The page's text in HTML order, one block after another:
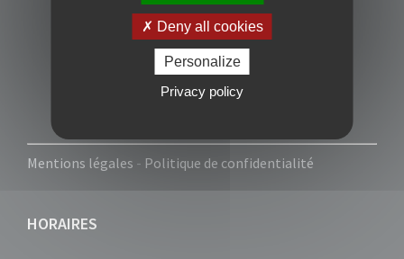
Mentions légales - Politique de confidentialité
HORAIRES
Deny all cookies
Personalize
Privacy policy